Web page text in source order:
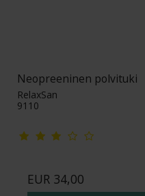
Neopreeninen polvituki
RelaxSan
9110
EUR 34,00